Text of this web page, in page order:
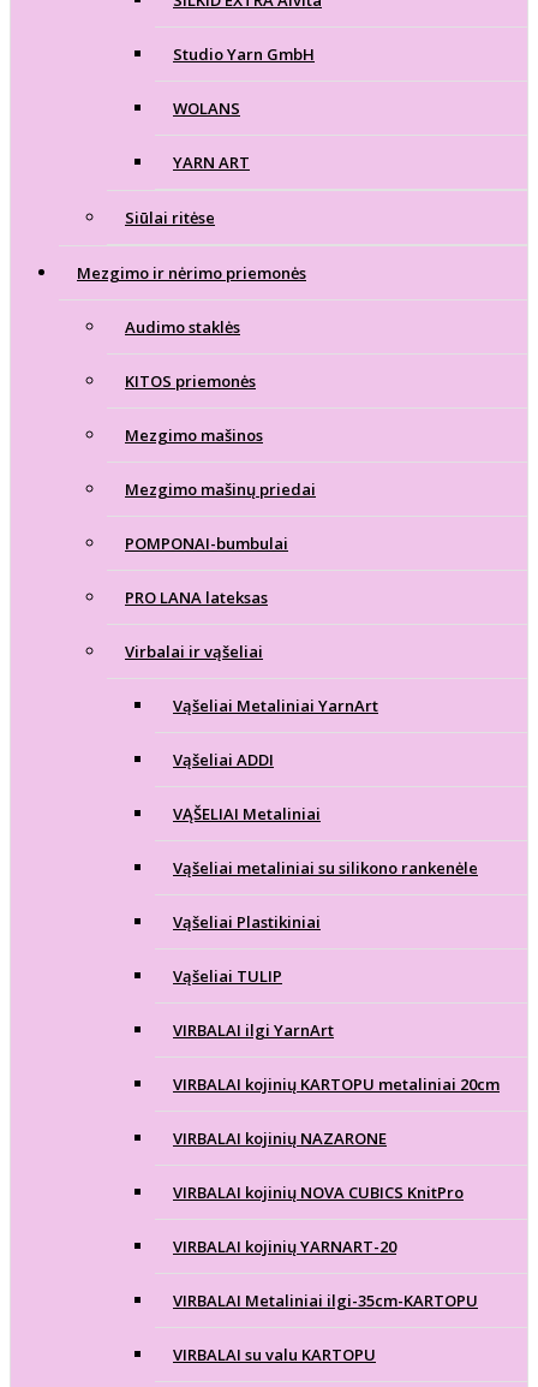
Studio Yarn GmbH
WOLANS
YARN ART
Siūlai ritėse
Mezgimo ir nėrimo priemonės
Audimo staklės
KITOS priemonės
Mezgimo mašinos
Mezgimo mašinų priedai
POMPONAI-bumbulai
PRO LANA lateksas
Virbalai ir vąšeliai
Vąšeliai Metaliniai YarnArt
Vąšeliai ADDI
VĄŠELIAI Metaliniai
Vąšeliai metaliniai su silikono rankenėle
Vąšeliai Plastikiniai
Vąšeliai TULIP
VIRBALAI ilgi YarnArt
VIRBALAI kojinių KARTOPU metaliniai 20cm
VIRBALAI kojinių NAZARONE
VIRBALAI kojinių NOVA CUBICS KnitPro
VIRBALAI kojinių YARNART-20
VIRBALAI Metaliniai ilgi-35cm-KARTOPU
VIRBALAI su valu KARTOPU